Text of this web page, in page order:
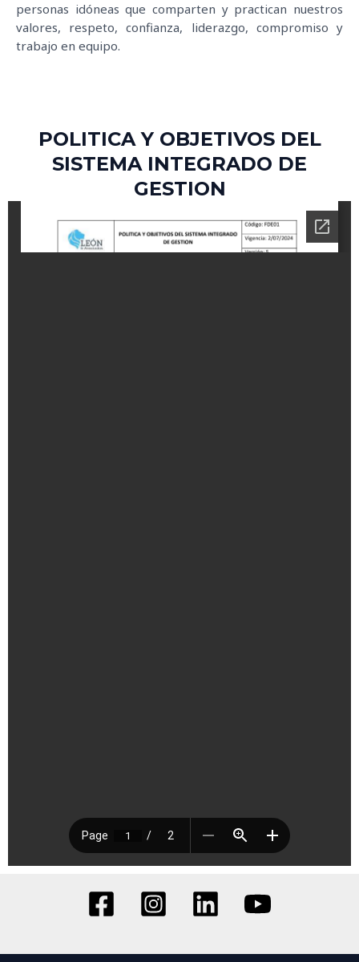
personas idóneas que comparten y practican nuestros
valores, respeto, confianza, liderazgo, compromiso y
trabajo en equipo.
POLITICA Y OBJETIVOS DEL
SISTEMA INTEGRADO DE
GESTION